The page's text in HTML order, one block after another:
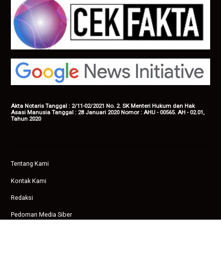
Akta Notaris Tanggal : 2/11-02/2021 No. 2. SK Menteri Hukum dan Hak
Asasi Manusia Tanggal : 28 Januari 2020 Nomor : AHU - 00565. AH - 02.01,
Tahun 2020
Tentang Kami
Kontak Kami
Redaksi
Pedoman Media Siber